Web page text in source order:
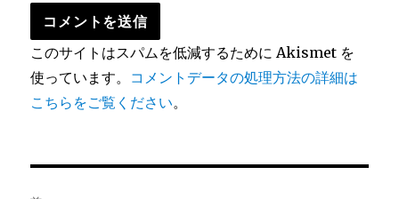
このサイトはスパムを低減するために Akismet を
使っています。 コメントデータの処理方法の詳細は
こちらをご覧ください。